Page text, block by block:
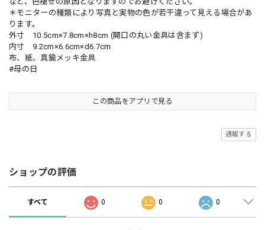
＊モニターの種類により写真と実物の色が若干違って見える場合があ
ります。
外寸 10.5cm×7.8cm×h8cm (開口の丸い金具は含まず)
内寸 9.2cm×6.6cm×d6.7cm
布、紙、真鍮メッキ金具
#母の日
この商品をアプリで見る
通報する
ショップの評価
すべて 0 0 0